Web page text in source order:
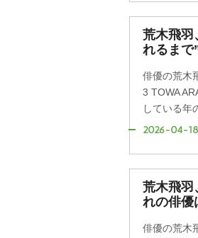
荒木飛羽
れるまで
俳優の荒木
3 TOWA
している年
2026-04-18
荒木飛羽
れの俳優
俳優の荒木